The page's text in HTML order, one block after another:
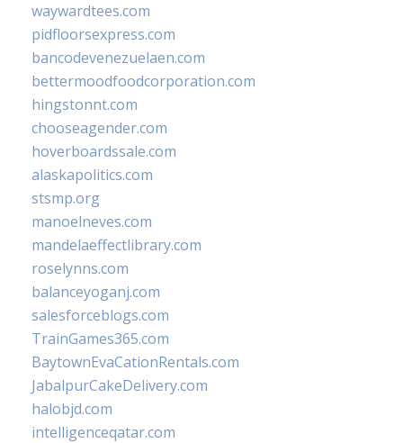
waywardtees.com
pidfloorsexpress.com
bancodevenezuelaen.com
bettermoodfoodcorporation.com
hingstonnt.com
chooseagender.com
hoverboardssale.com
alaskapolitics.com
stsmp.org
manoelneves.com
mandelaeffectlibrary.com
roselynns.com
balanceyoganj.com
salesforceblogs.com
TrainGames365.com
BaytownEvaCationRentals.com
JabalpurCakeDelivery.com
halobjd.com
intelligenceqatar.com